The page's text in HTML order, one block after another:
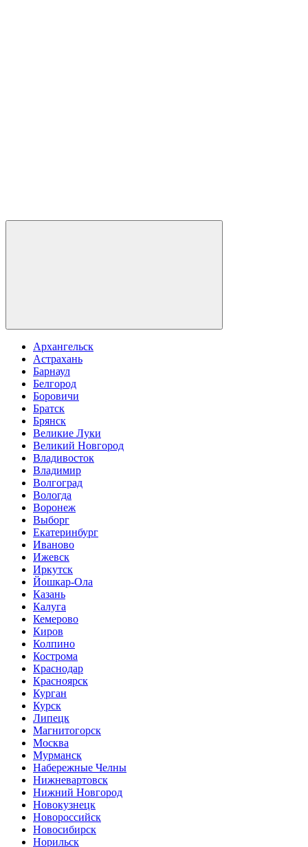
Архангельск
Астрахань
Барнаул
Белгород
Боровичи
Братск
Брянск
Великие Луки
Великий Новгород
Владивосток
Владимир
Волгоград
Вологда
Воронеж
Выборг
Екатеринбург
Иваново
Ижевск
Иркутск
Йошкар-Ола
Казань
Калуга
Кемерово
Киров
Колпино
Кострома
Краснодар
Красноярск
Курган
Курск
Липецк
Магнитогорск
Москва
Мурманск
Набережные Челны
Нижневартовск
Нижний Новгород
Новокузнецк
Новороссийск
Новосибирск
Норильск